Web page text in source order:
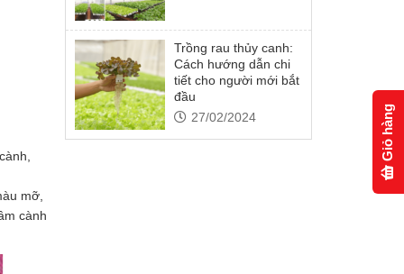
mỡ,
cành
Trồng rau thủy canh:
Cách hướng dẫn chi
tiết cho người mới bắt
đầu
27/02/2024
Giỏ hàng